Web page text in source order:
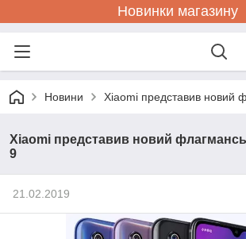
Новинки магазину
Новини Xiaomi представив новий
Xiaomi представив новий
9
21.02.2019